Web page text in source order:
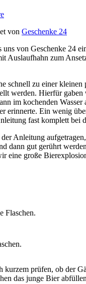
von Geschenke 24
uns von Geschenke
Auslaufhahn zum
schnell zu einer
werden. Hierfür
im kochenden
erinnerte. Ein wenig
fast komplett
Anleitung
dann gut gerührt
eine große
Flaschen.
kurzem prüfen, ob der
das junge Bier